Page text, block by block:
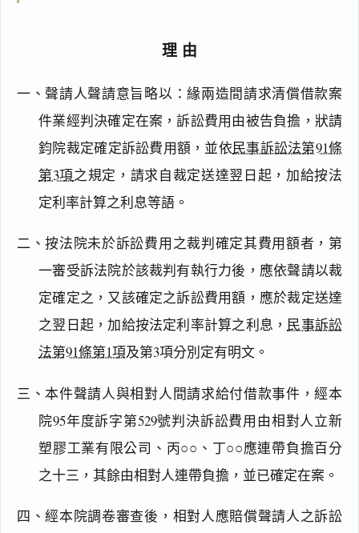
理由
一、聲請人聲請意旨略以：緣兩造間請求清償借款案
件業經判決確定在案，訴訟費用由被告負擔，狀請
鈞院裁定確定訴訟費用額，並依民事訴訟法第91條
第3項之規定，請求自裁定送達翌日起，加給按法
定利率計算之利息等語。
二、按法院未於訴訟費用之裁判確定其費用額者，第
一審受訴法院於該裁判有執行力後，應依聲請以裁
定確定之，又該確定之訴訟費用額，應於裁定送達
之翌日起，加給按法定利率計算之利息， 民事訴訟
法第91條第1項及第3項分別定有明文。
三、本件聲請人與相對人間請求給付借款事件，經本
院95年度訴字第529號判決訴訟費用由相對人立新
塑膠工業有限公司、丙○○、丁○○應連帶負擔百分
之十三，其餘由相對人連帶負擔，並已確定在案。
四、經本院調卷審查後，相對人應賠償聲請人之訴訟